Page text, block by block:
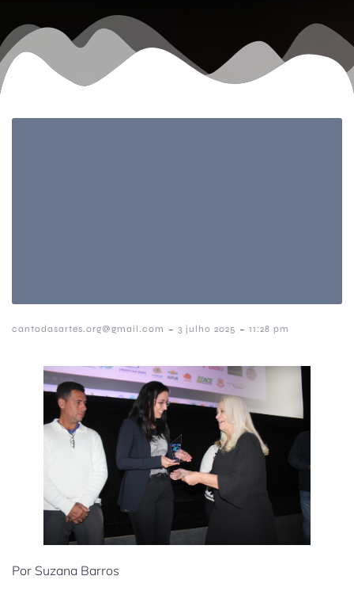
cantodasartes.org@gmail.com - 3 julho 2025 - 11:28 pm
Por Suzana Barros